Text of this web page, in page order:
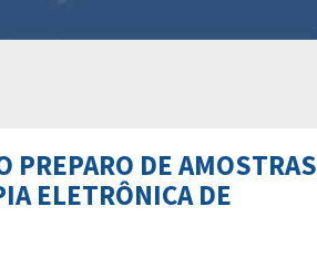
PREPARO DE AMOSTRAS
ELETRÔNICA DE